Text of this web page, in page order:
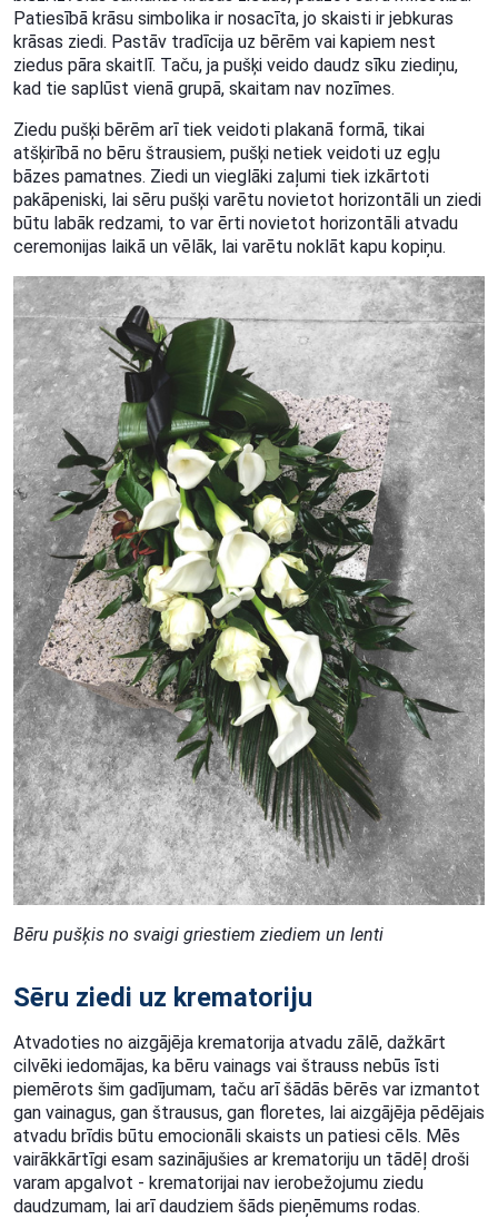
Patiesībā krāsu simbolika ir nosacīta, jo skaisti ir jebkuras
krāsas ziedi. Pastāv tradīcija uz bērēm vai kapiem nest
ziedus pāra skaitlī. Taču, ja pušķi veido daudz sīku ziediņu,
kad tie saplūst vienā grupā, skaitam nav nozīmes.
Ziedu pušķi bērēm arī tiek veidoti plakanā formā, tikai
atšķirībā no bēru štrausiem, pušķi netiek veidoti uz egļu
bāzes pamatnes. Ziedi un vieglāki zaļumi tiek izkārtoti
pakāpeniski, lai sēru pušķi varētu novietot horizontāli un ziedi
būtu labāk redzami, to var ērti novietot horizontāli atvadu
ceremonijas laikā un vēlāk, lai varētu noklāt kapu kopiņu.
Bēru pušķis no svaigi griestiem ziediem un lenti
Sēru ziedi uz krematoriju
Atvadoties no aizgājēja krematorija atvadu zālē, dažkārt
cilvēki iedomājas, ka bēru vainags vai štrauss nebūs īsti
piemērots šim gadījumam, taču arī šādās bērēs var izmantot
gan vainagus, gan štrausus, gan floretes, lai aizgājēja pēdējais
atvadu brīdis būtu emocionāli skaists un patiesi cēls. Mēs
vairākkārtīgi esam sazinājušies ar krematoriju un tādēļ droši
varam apgalvot - krematorijai nav ierobežojumu ziedu
daudzumam, lai arī daudziem šāds pieņēmums rodas.